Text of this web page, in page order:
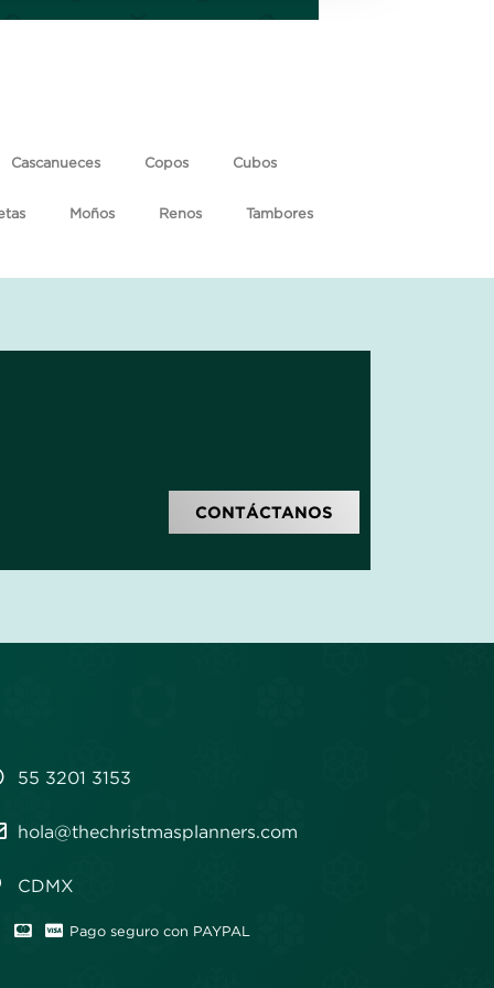
Cascanueces Copos Cubos
Moños Renos Tambores
CONTÁCTANOS
55 3201 3153
hola@thechristmasplanners.com
CDMX
Pago seguro con PAYPAL